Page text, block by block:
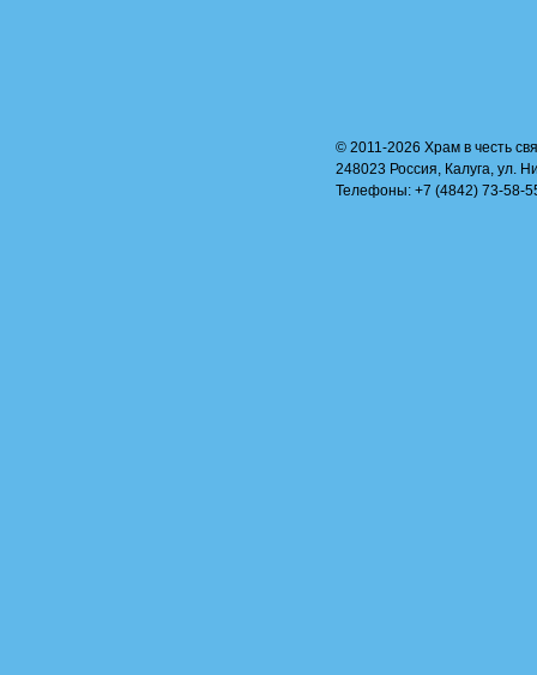
© 2011-2026 Храм в честь
248023 Россия, Калуга, ул.
Телефоны: +7 (4842) 73-58-